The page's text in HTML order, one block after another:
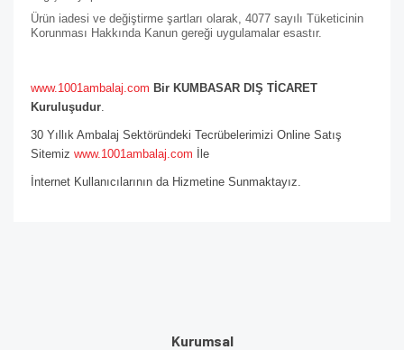
Ürün iadesi ve değiştirme şartları olarak, 4077 sayılı Tüketicinin
Korunması Hakkında Kanun gereği uygulamalar esastır.
www.1001ambalaj.com Bir KUMBASAR DIŞ TİCARET
Kuruluşudur
30 Yıllık Ambalaj Sektöründeki Tecrübelerimizi Online Satış
Sitemiz www.1001ambalaj.com İle
İnternet Kullanıcılarının da Hizmetine Sunmaktayız.
Kurumsal